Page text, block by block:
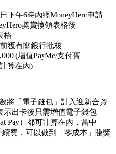
下午6時內經MoneyHero申請
奬賞換領表格後
格
獲有關銀行批核
(增值PayMe/支付寶
算在內)
將「電子錢包」計入迎新合資
示出卡後只需增值電子錢包
Pay）都可計算在內，當中
續費，可以做到「零成本」賺獎